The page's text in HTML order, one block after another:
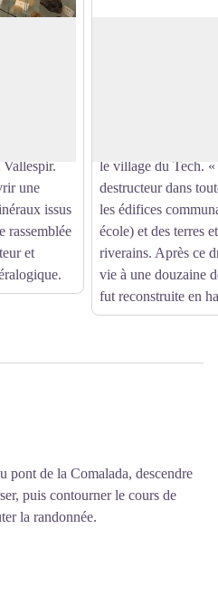
une
issus
rassemblée
et
le village du Tech.
destructeur dans
les édifices
école) et des terres
riverains. Après ce
vie à une douzaine
fut reconstruite en
pont de la Comalada, descendre
puis contourner le cours de
la randonnée.